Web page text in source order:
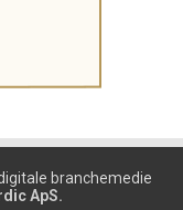
branchemedie
ApS.